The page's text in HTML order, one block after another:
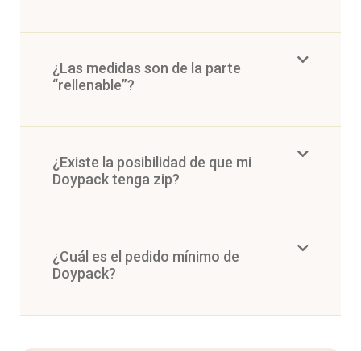
¿Las medidas son de la parte
“rellenable”?
¿Existe la posibilidad de que mi
Doypack tenga zip?
¿Cuál es el pedido mínimo de
Doypack?